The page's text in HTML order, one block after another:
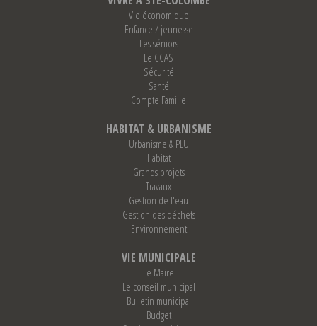
Vie économique
Enfance / jeunesse
Les séniors
Le CCAS
Sécurité
Santé
Compte Famille
HABITAT & URBANISME
Urbanisme & PLU
Habitat
Grands projets
Travaux
Gestion de l'eau
Gestion des déchets
Environnement
VIE MUNICIPALE
Le Maire
Le conseil municipal
Bulletin municipal
Budget